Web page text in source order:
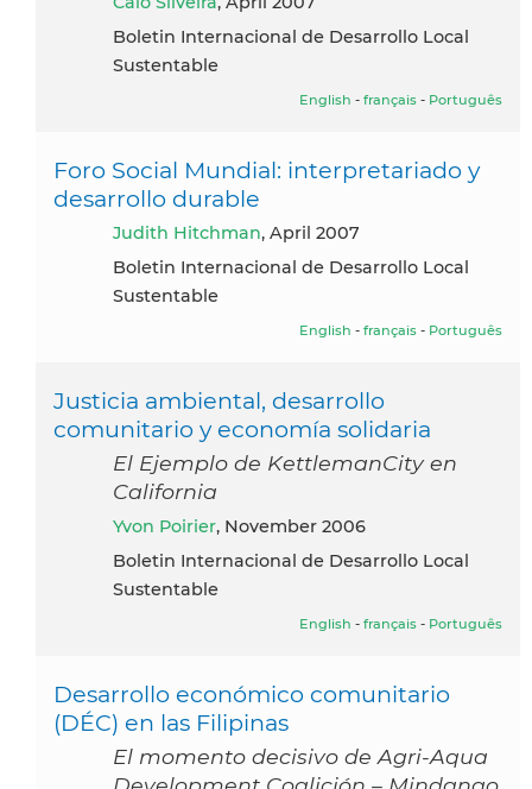
Boletin Internacional de Desarrollo Local
Sustentable
English - français - Português
Foro Social Mundial: interpretariado y
desarrollo durable
Judith Hitchman, April 2007
Boletin Internacional de Desarrollo Local
Sustentable
English - français - Português
Justicia ambiental, desarrollo
comunitario y economía solidaria
El Ejemplo de KettlemanCity en
California
Yvon Poirier, November 2006
Boletin Internacional de Desarrollo Local
Sustentable
English - français - Português
Desarrollo económico comunitario
(DÉC) en las Filipinas
El momento decisivo de Agri-Aqua